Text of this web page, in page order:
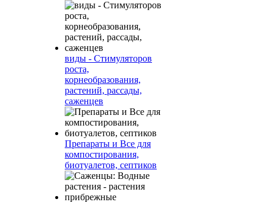
виды - Стимуляторов
роста,
корнеобразования,
растений, рассады,
саженцев
Препараты и Все для
компостирования,
биотуалетов, септиков